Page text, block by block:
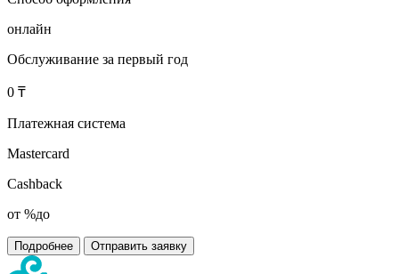
онлайн
Обслуживание за первый год
0 ₸
Платежная система
Mastercard
Cashback
от %до
Подробнее Отправить заявку